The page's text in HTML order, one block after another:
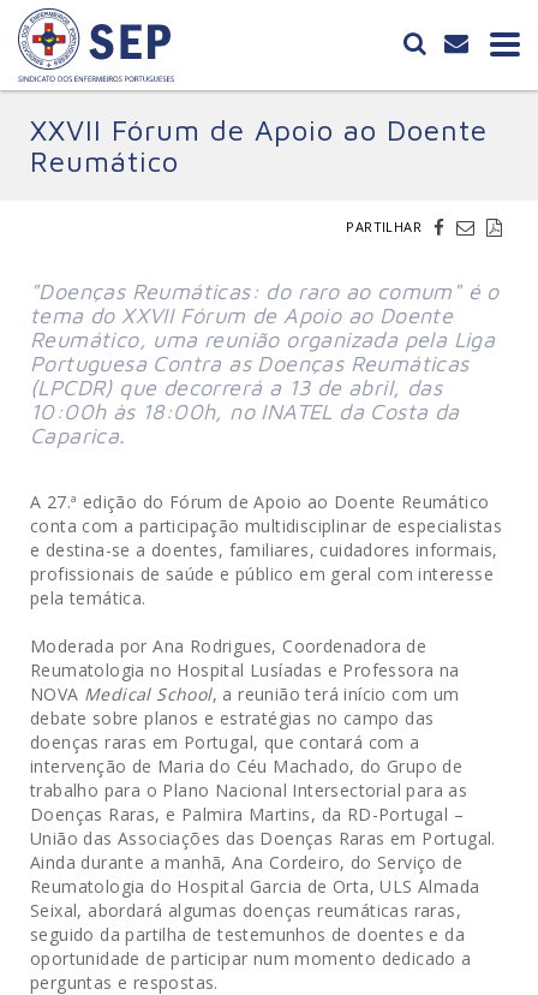
XXVII Fórum de Apoio ao Doente
Reumático
PARTILHAR
"Doenças Reumáticas: do raro ao comum" é o
tema do XXVII Fórum de Apoio ao Doente
Reumático, uma reunião organizada pela Liga
Portuguesa Contra as Doenças Reumáticas
(LPCDR) que decorrerá a 13 de abril, das
10:00h às 18:00h, no INATEL da Costa da
Caparica.
A 27.ª edição do Fórum de Apoio ao Doente Reumático
conta com a participação multidisciplinar de especialistas
e destina-se a doentes, familiares, cuidadores informais,
profissionais de saúde e público em geral com interesse
pela temática.
Moderada por Ana Rodrigues, Coordenadora de
Reumatologia no Hospital Lusíadas e Professora na
NOVA Medical School, a reunião terá início com um
debate sobre planos e estratégias no campo das
doenças raras em Portugal, que contará com a
intervenção de Maria do Céu Machado, do Grupo de
trabalho para o Plano Nacional Intersectorial para as
Doenças Raras, e Palmira Martins, da RD-Portugal –
União das Associações das Doenças Raras em Portugal.
Ainda durante a manhã, Ana Cordeiro, do Serviço de
Reumatologia do Hospital Garcia de Orta, ULS Almada
Seixal, abordará algumas doenças reumáticas raras,
seguido da partilha de testemunhos de doentes e da
oportunidade de participar num momento dedicado a
perguntas e respostas.